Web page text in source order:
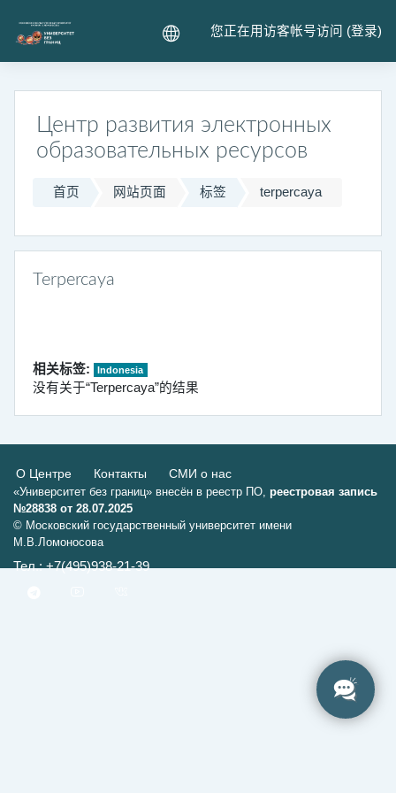
您正在用访客帐号访问 (登录)
Центр развития электронных
образовательных ресурсов
首页 网站页面 标签 terpercaya
Terpercaya
相关标签: Indonesia
没有关于“Terpercaya”的结果
О Центре Контакты СМИ о нас
«Университет без границ» внесён в реестр ПО, реестровая запись
№28838 от 28.07.2025
© Московский государственный университет имени
М.В.Ломоносова
Тел.: +7(495)938-21-39